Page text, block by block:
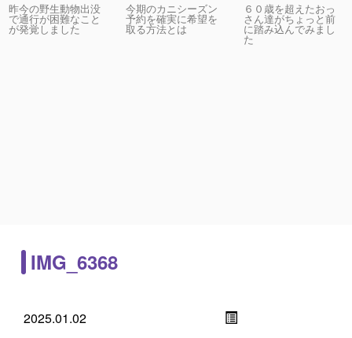
昨今の野生動物出没
で通行が困難なこと
が発覚しました
今期のカニシーズン
予約を確実に希望を
取る方法とは
６０歳を超えたおっ
さん達がちょっと前
に踏み込んでみまし
た
IMG_6368
2025.01.02